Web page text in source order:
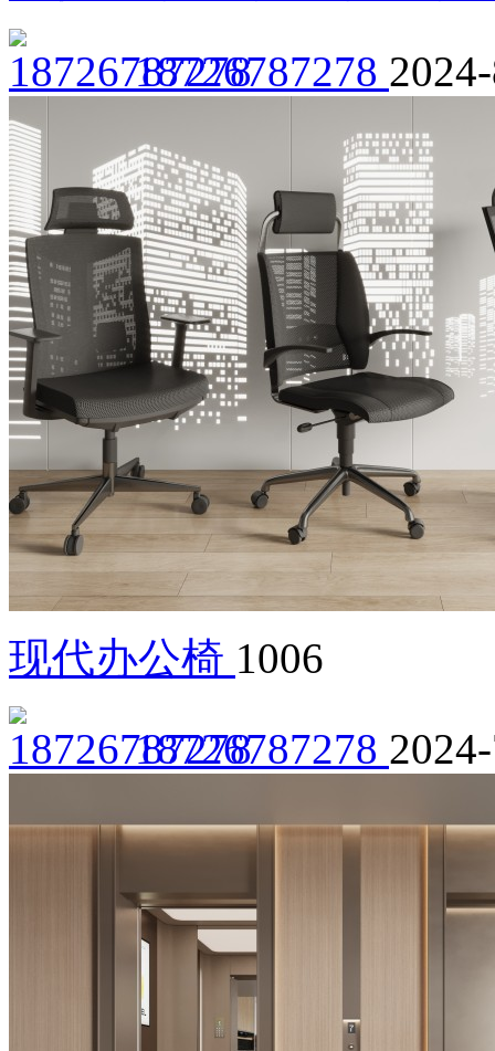
18726787278
现代办公椅 1006
18726787278